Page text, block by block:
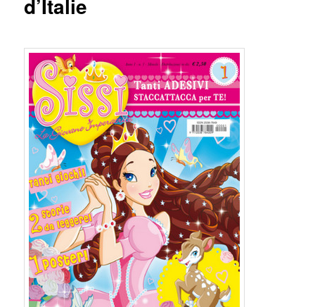
d’Italie